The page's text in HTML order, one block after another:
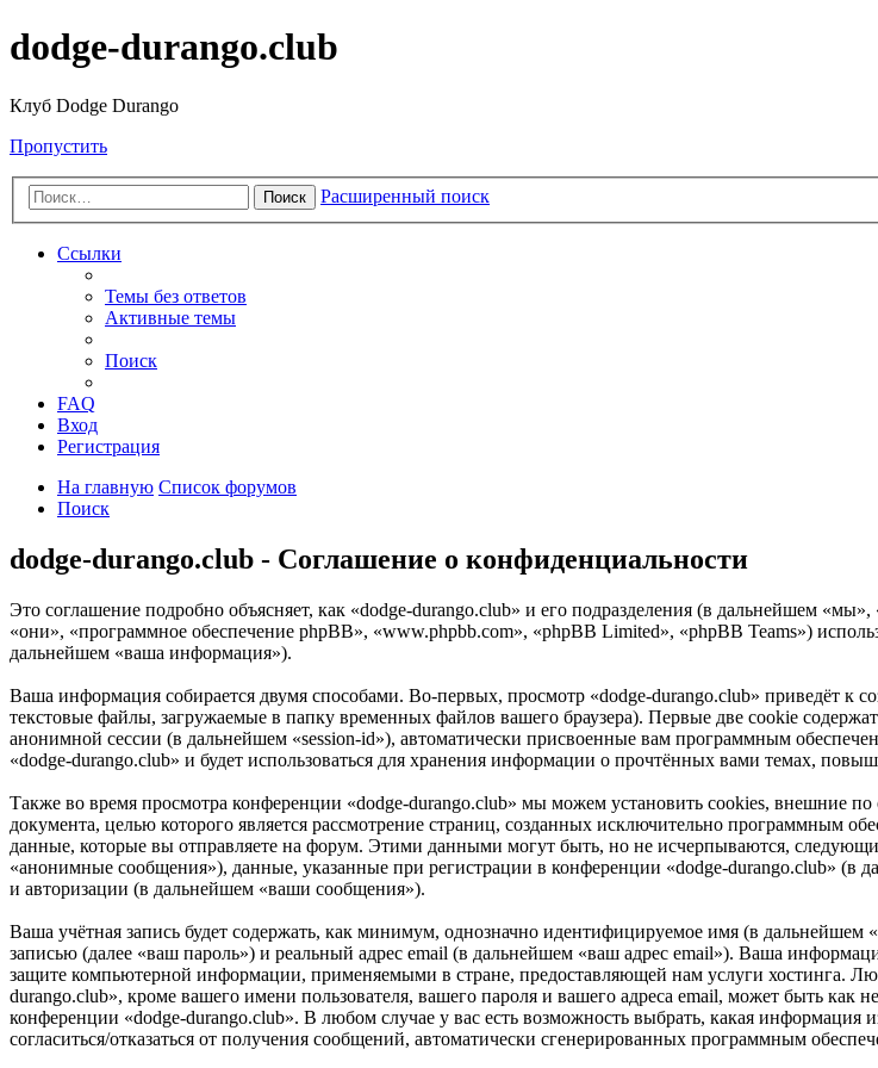
dodge-durango.club
Клуб Dodge Durango
Пропустить
Поиск Расширенный поиск
Ссылки
Темы без ответов
Активные темы
Поиск
FAQ
Вход
Регистрация
На главную Список форумов
Поиск
dodge-durango.club - Соглашение о конфиденциальности
Это соглашение подробно объясняет, как «dodge-durango.club» и его подразделения (в дальнейшем
«они», «программное обеспечение phpBB», «www.phpbb.com», «phpBB Limited», «phpBB Teams»)
дальнейшем «ваша информация»).
Ваша информация собирается двумя способами. Во-первых, просмотр «dodge-durango.club» приведёт к
текстовые файлы, загружаемые в папку временных файлов вашего браузера). Первые две cookie
анонимной сессии (в дальнейшем «session-id»), автоматически присвоенные вам программным
«dodge-durango.club» и будет использоваться для хранения информации о прочтённых вами темах,
Также во время просмотра конференции «dodge-durango.club» мы можем установить cookies, внешние
документа, целью которого является рассмотрение страниц, созданных исключительно программным
данные, которые вы отправляете на форум. Этими данными могут быть, но не исчерпываются,
«анонимные сообщения»), данные, указанные при регистрации в конференции «dodge-durango.club» (в
и авторизации (в дальнейшем «ваши сообщения»).
Ваша учётная запись будет содержать, как минимум, однозначно идентифицируемое имя (в
записью (далее «ваш пароль») и реальный адрес email (в дальнейшем «ваш адрес email»). Ваша
защите компьютерной информации, применяемыми в стране, предоставляющей нам услуги хостинга.
durango.club», кроме вашего имени пользователя, вашего пароля и вашего адреса email, может быть как
конференции «dodge-durango.club». В любом случае у вас есть возможность выбрать, какая информация
согласиться/отказаться от получения сообщений, автоматически сгенерированных программным